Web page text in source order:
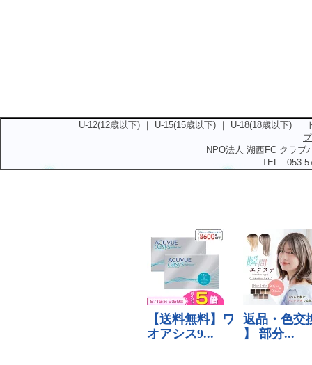
U-12(12歳以下)｜ U-15(15歳以下)｜ U-18(18歳以下)｜
NPO法人 湖西FC クラ
TEL : 053-